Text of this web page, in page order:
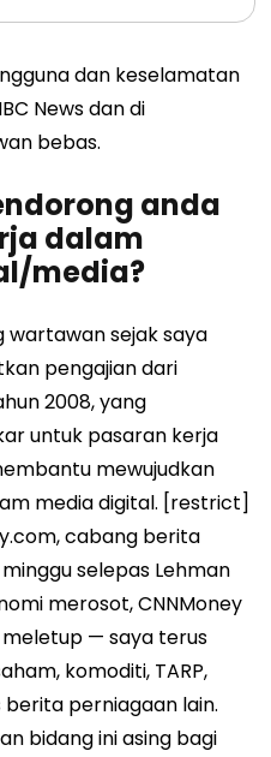
dan keselamatan
News dan di
bebas.
anda
dalam
media?
wartawan sejak saya
pengajian dari
2008, yang
untuk pasaran kerja
mewujudkan
media digital. [restrict]
cabang berita
selepas Lehman
merosot, CNNMoney
— saya terus
komoditi, TARP,
berita perniagaan lain.
bidang ini asing bagi